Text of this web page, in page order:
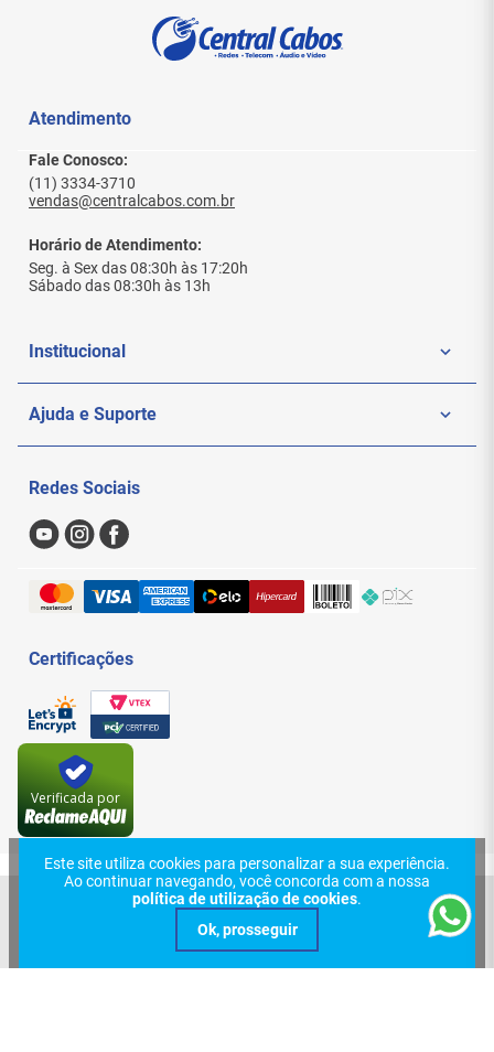
Este site utiliza cookies para personalizar a sua experiência.
Ao continuar navegando, você concorda com a nossa
política de utilização de cookies.
Atendimento
Fale Conosco:
(11) 3334-3710
vendas@centralcabos.com.br
Horário de Atendimento:
Seg. à Sex das 08:30h às 17:20h
Sábado das 08:30h às 13h
Institucional
Quem Somos
Nossas Lojas
Formas de Pagamento
Trocas e Devoluções
Ajuda e Suporte
Sac
Redes Sociais
Certificações
Verificada por
© 2024, Central Cabos Com. Conex. Elet. Ltda - Eireli. Todos os direitos
reservados. Rua Aurora, 154 - Santa Efigênia - São Paulo - SP. CEP: